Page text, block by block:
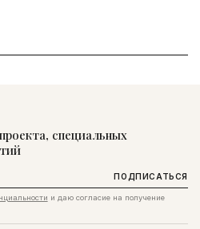
специальных
ПОДПИСАТЬСЯ
и даю согласие на получение